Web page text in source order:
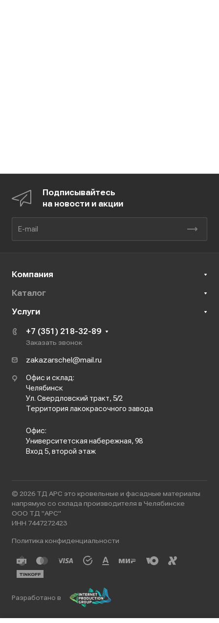
Подписывайтесь
на новости и акции
Компания
Каталог
Услуги
+7 (351) 218-32-89
Заказать звонок
zakazarschel@mail.ru
Офис и склад:
Челябинск
Ул. Свердловский тракт, 5/2
Территория лакокрасочного завода
Офис:
Университетская набережная, 98
Вход 5, второй этаж
© 2026 ТД АРС это кровельные и фасадные материалы
напрямую со склада производителя в Челябинске
ООО ТД "АРС"
ИНН 7447272423
Политика конфиденциальности
Разработано в